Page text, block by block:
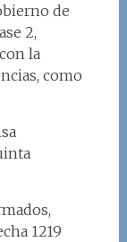
de
2,
la
como
1219